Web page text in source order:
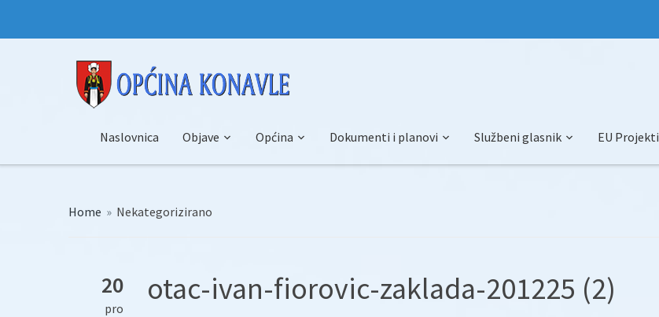
Naslovnica Objave Općina Dokumenti i planovi Službeni glasnik EU Projekti
Home » Nekategorizirano
20
pro
otac-ivan-fiorovic-zaklada-201225 (2)